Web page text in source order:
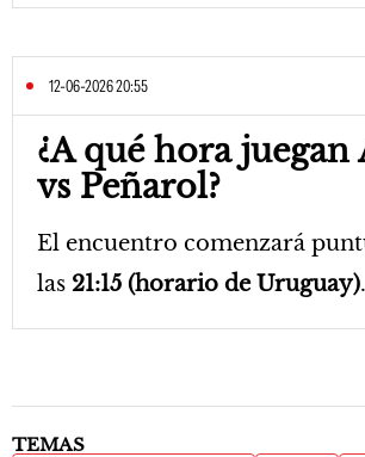
12-06-2026 20:55
¿A qué hora juegan
vs Peñarol?
El encuentro comenzará
las 21:15 (horario de Uruguay).
TEMAS